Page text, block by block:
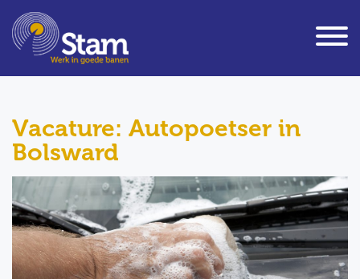
Vacature: Autopoetser in
Bolsward